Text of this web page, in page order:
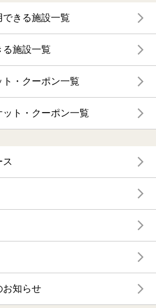
きる施設一覧
る施設一覧
・クーポン一覧
ト・クーポン一覧
ス
お知らせ